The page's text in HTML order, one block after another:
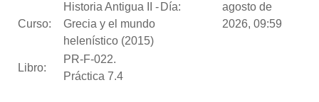
Curso:
Historia Antigua II -
Grecia y el mundo
helenístico (2015)
Libro:
PR-F-022.
Práctica 7.4
Día:
agosto de
2026, 09:59